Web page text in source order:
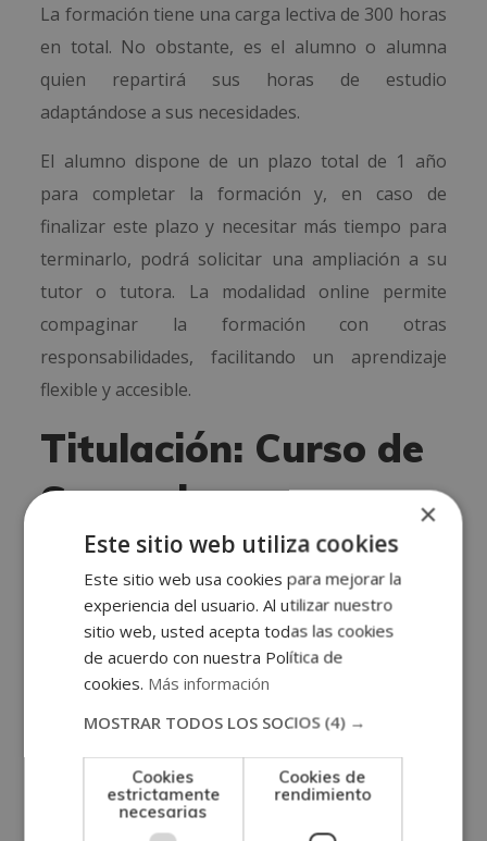
La formación tiene una carga lectiva de 300 horas
en total. No obstante, es el alumno o alumna
quien repartirá sus horas de estudio
adaptándose a sus necesidades.
El alumno dispone de un plazo total de 1 año
para completar la formación y, en caso de
finalizar este plazo y necesitar más tiempo para
terminarlo, podrá solicitar una ampliación a su
tutor o tutora. La modalidad online permite
compaginar la formación con otras
responsabilidades, facilitando un aprendizaje
flexible y accesible.
Titulación: Curso de
Supervisora en
Residencias
Geriátricas
Una vez finalizados los estudios y superadas las
pruebas de evaluación, el alumno recibirá un
diploma que certifica que ha finalizado con éxito
de la ESCUELA CLÍNICA Y DE CIENCIAS DE LA
SALUD, avalada por nuestra condición de socios
×
Este sitio web utiliza cookies
Este sitio web usa cookies para mejorar la
experiencia del usuario. Al utilizar nuestro
sitio web, usted acepta todas las cookies
de acuerdo con nuestra Política de
cookies. Más información
MOSTRAR TODOS LOS SOCIOS (4) →
Cookies
estrictamente
necesarias
Cookies de
rendimiento